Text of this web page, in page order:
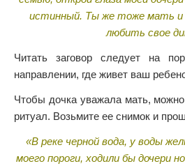
истинный. Ты же тоже мать и
любить свое
Читать заговор следует на
направлении, где живет ваш
Чтобы дочка уважала мать, можно
ритуал. Возьмите ее снимок и
«В реке черной вода, у воды
моего пороги, ходили бы дочери